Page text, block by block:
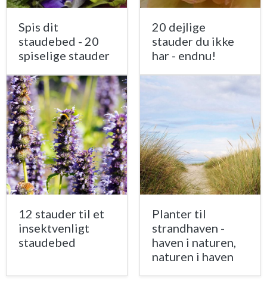
Spis dit
staudebed - 20
spiselige stauder
20 dejlige
stauder du ikke
har - endnu!
12 stauder til et
insektvenligt
staudebed
Planter til
strandhaven -
haven i naturen,
naturen i haven